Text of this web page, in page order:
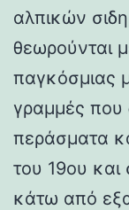
αλπικών
θεωρούνται
παγκόσμιας
γραμμές που
περάσματα
του 19ου και
κάτω από